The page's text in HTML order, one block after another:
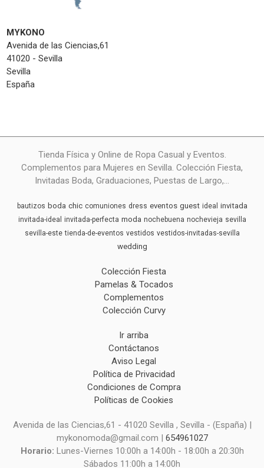
MYKONO
Avenida de las Ciencias,61
41020 - Sevilla
Sevilla
España
Tienda Física y Online de Ropa Casual y Eventos.
Complementos para Mujeres en Sevilla. Colección Fiesta,
Invitadas Boda, Graduaciones, Puestas de Largo,...
bautizos boda chic comuniones dress eventos guest ideal invitada
invitada-ideal invitada-perfecta moda nochebuena nochevieja sevilla
sevilla-este tienda-de-eventos vestidos vestidos-invitadas-sevilla
wedding
Colección Fiesta
Pamelas & Tocados
Complementos
Colección Curvy
Ir arriba
Contáctanos
Aviso Legal
Política de Privacidad
Condiciones de Compra
Políticas de Cookies
Avenida de las Ciencias,61 - 41020 Sevilla , Sevilla - (España) |
mykonomoda@gmail.com | 654961027
Horario: Lunes-Viernes 10:00h a 14:00h - 18:00h a 20:30h
Sábados 11:00h a 14:00h